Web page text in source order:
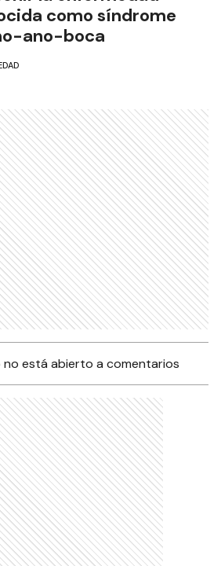
como síndrome
ano-boca
está abierto a comentarios